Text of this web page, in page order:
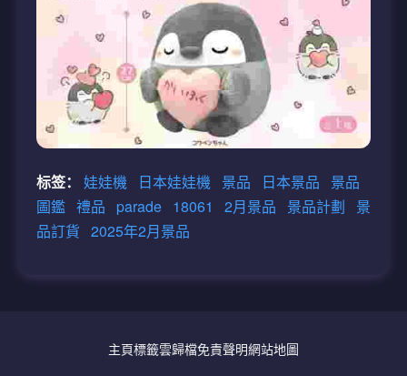
标签： 娃娃機 日本娃娃機 景品 日本景品
景品
圖鑑 禮品 parade 18061 2月景品 景品計劃
景
品訂貨 2025年2月景品
主頁標籤雲歸檔免責聲明網站地圖